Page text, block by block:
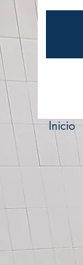
Inicio